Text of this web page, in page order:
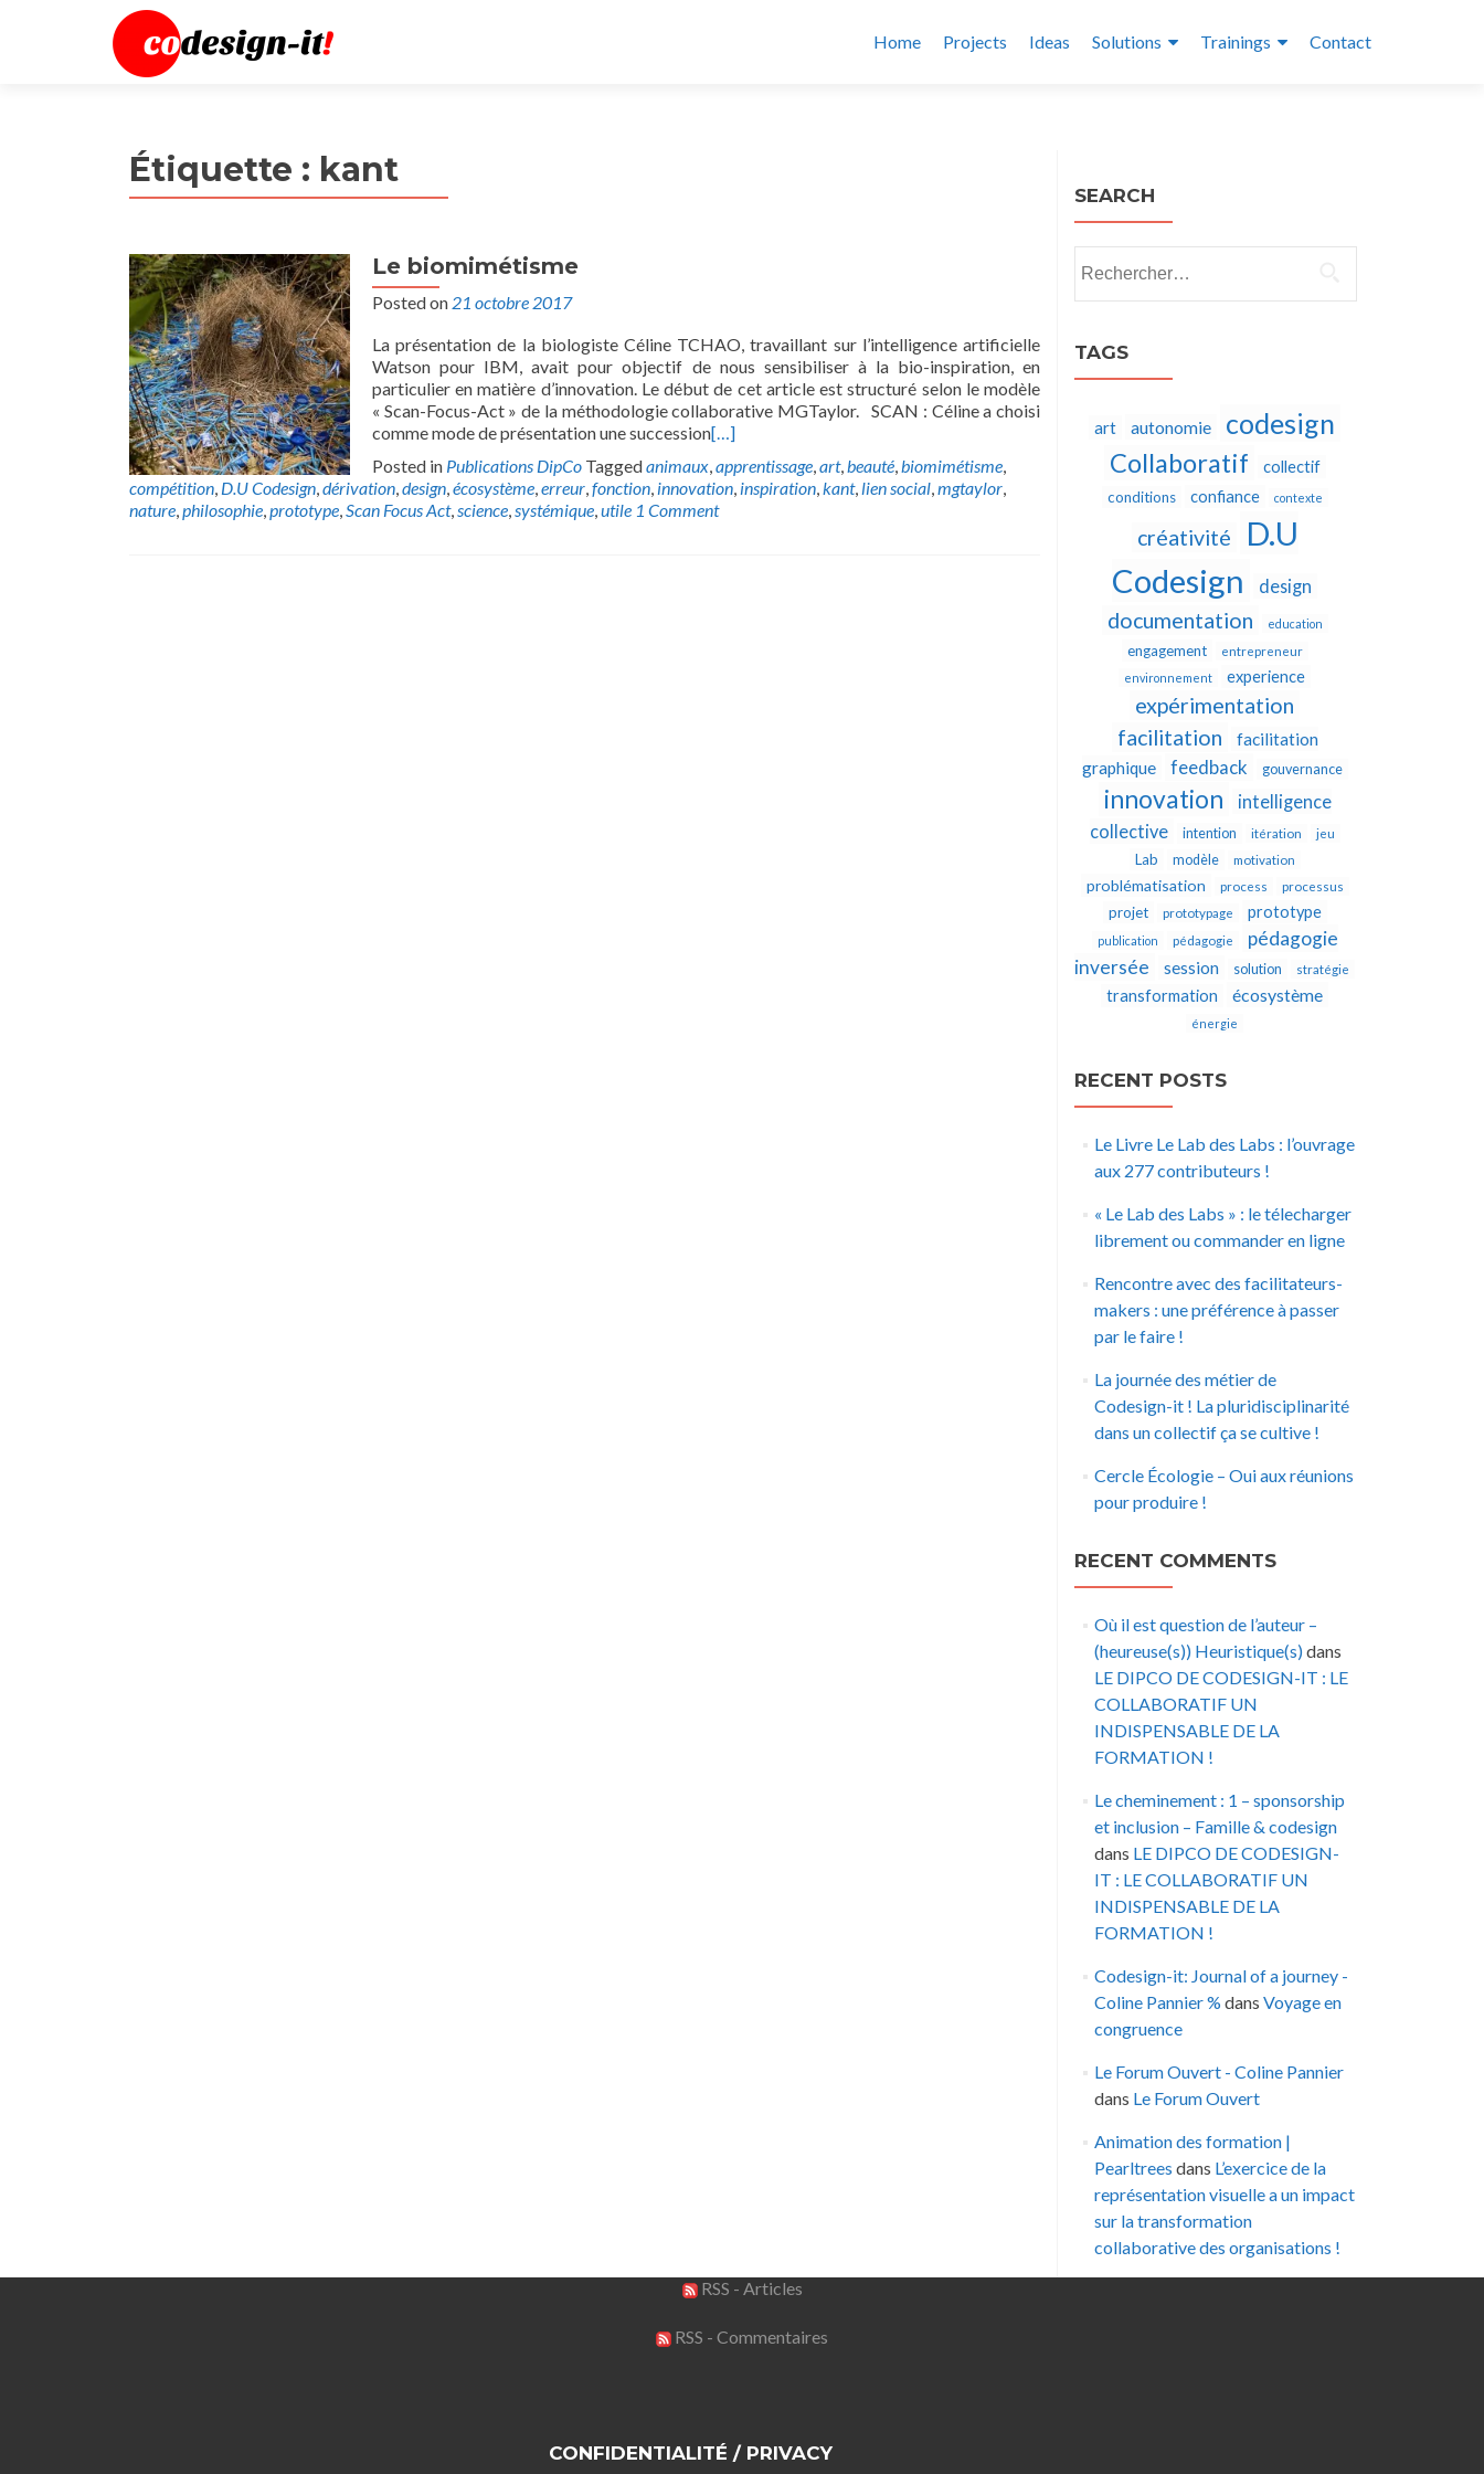
Home Projects Ideas Solutions Trainings Contact
Étiquette : kant
Le biomimétisme
Posted on 21 octobre 2017
La présentation de la biologiste Céline TCHAO, travaillant sur l’intelligence artificielle
Watson pour IBM, avait pour objectif de nous sensibiliser à la bio-inspiration, en
particulier en matière d’innovation. Le début de cet article est structuré selon le modèle
« Scan-Focus-Act » de la méthodologie collaborative MGTaylor. SCAN : Céline a choisi
comme mode de présentation une succession[…]
Posted in Publications DipCo Taggedanimaux,apprentissage,art,beauté,biomimétisme,
compétition, D.U Codesign,dérivation,design,écosystème,erreur,fonction, innovation, inspiration,kant, lien social,mgtaylor,
nature,philosophie,prototype,Scan Focus Act,science,systémique,utile 1 Comment
SEARCH
TAGS
art autonomie codesign
Collaboratif collectif
conditions confiance contexte
créativité
D.U
Codesign
design
documentation education
engagement
entrepreneur
environnement
experience
expérimentation
facilitation
facilitation
graphique
feedback gouvernance
innovation
intelligence
collective
intention itération jeu
Lab modèle motivation
problématisation process processus
projet prototypage prototype
publication pédagogie
pédagogie
inversée
session solution stratégie
transformation écosystème
énergie
RECENT POSTS
Le Livre Le Lab des Labs : l’ouvrage
aux 277 contributeurs !
« Le Lab des Labs » : le télecharger
librement ou commander en ligne
Rencontre avec des facilitateurs-
makers : une préférence à passer
par le faire !
La journée des métier de
Codesign-it ! La pluridisciplinarité
dans un collectif ça se cultive !
Cercle Écologie – Oui aux réunions
pour produire !
RECENT COMMENTS
Où il est question de l’auteur –
(heureuse(s)) Heuristique(s)dans
LE DIPCO DE CODESIGN-IT : LE
COLLABORATIF UN
INDISPENSABLE DE LA
FORMATION !
Le cheminement : 1 – sponsorship
et inclusion – Famille & codesign
dans LE DIPCO DE CODESIGN-
IT : LE COLLABORATIF UN
INDISPENSABLE DE LA
FORMATION !
Codesign-it: Journal of a journey -
Coline Pannier % dans Voyage en
congruence
Le Forum Ouvert - Coline Pannier
dans Le Forum Ouvert
Animation des formation |
Pearltrees dans L’exercice de la
représentation visuelle a un impact
sur la transformation
collaborative des organisations !
RSS - Articles
RSS - Commentaires
CONFIDENTIALITÉ / PRIVACY